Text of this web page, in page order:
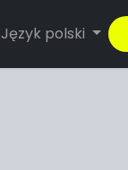
Język polski